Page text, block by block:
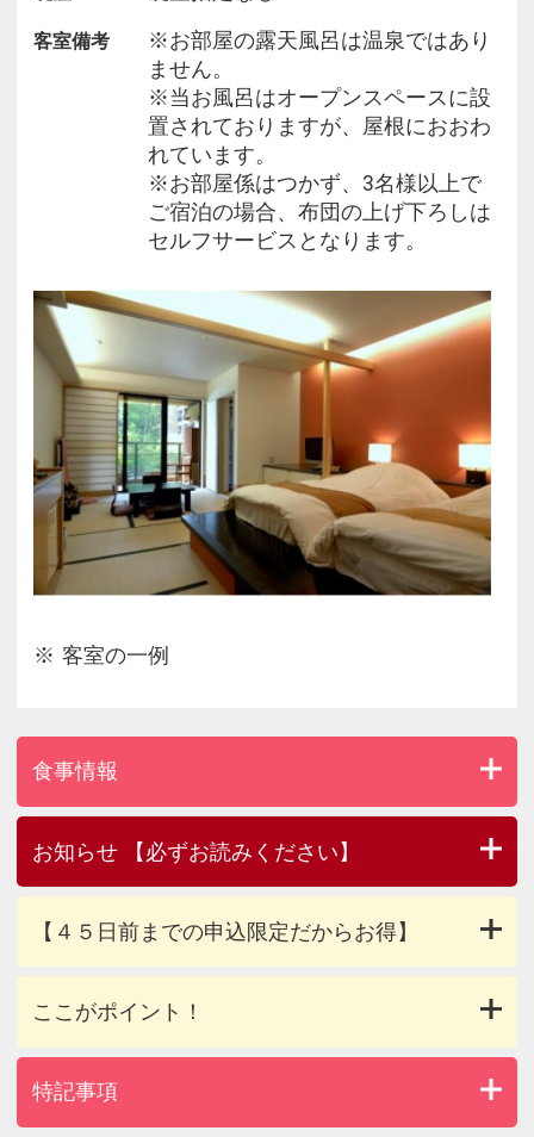
客室備考
※お部屋の露天風呂は温泉ではあり
ません。
※当お風呂はオープンスペースに設
置されておりますが、屋根におおわ
れています。
※お部屋係はつかず、3名様以上で
ご宿泊の場合、布団の上げ下ろしは
セルフサービスとなります。
客室の一例
食事情報
お知らせ 【必ずお読みください】
【４５日前までの申込限定だからお得】
ここがポイント！
特記事項